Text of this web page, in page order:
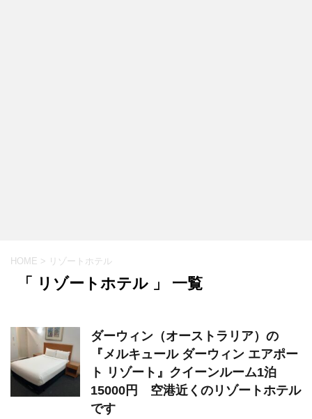
HOME > リゾートホテル
「 リゾートホテル 」 一覧
ダーウィン（オーストラリア）の
『メルキュール ダーウィン エアポー
ト リゾート』クイーンルーム1泊
15000円 空港近くのリゾートホテル
です